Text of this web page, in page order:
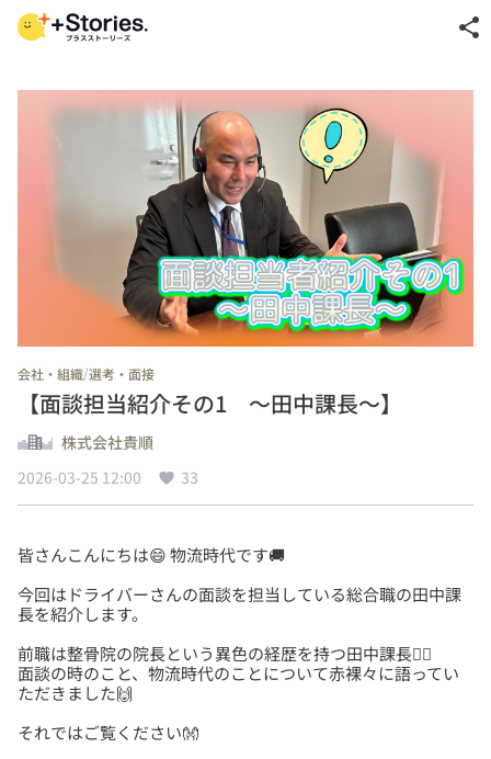
share
会社・組織/選考・面接
【面談担当紹介その1 ～田中課長～】
株式会社貴順
2026-03-25 12:00
33
今回はドライバーさんの面談を担当している総合職の田中課
前職は整骨院の院長という異色の経歴を持つ田中課長🧑‍⚕️
面談の時のこと、物流時代のことについて赤裸々に語ってい